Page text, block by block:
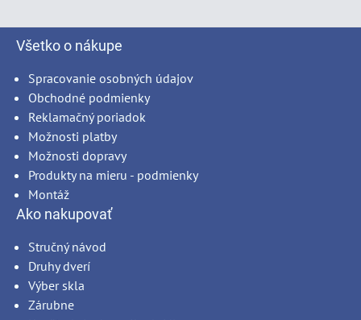
Všetko o nákupe
Spracovanie osobných údajov
Obchodné podmienky
Reklamačný poriadok
Možnosti platby
Možnosti dopravy
Produkty na mieru - podmienky
Montáž
Ako nakupovať
Stručný návod
Druhy dverí
Výber skla
Zárubne